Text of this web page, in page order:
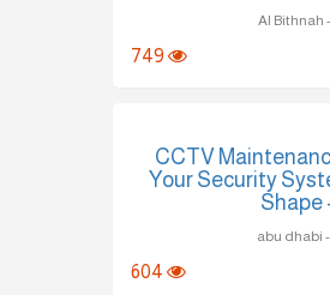
749
CCTV
Your Security
Shape
604